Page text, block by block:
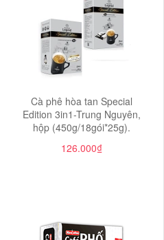
Cà phê hòa tan Special
Edition 3in1-Trung Nguyên,
hộp (450g/18gói*25g).
126.000₫